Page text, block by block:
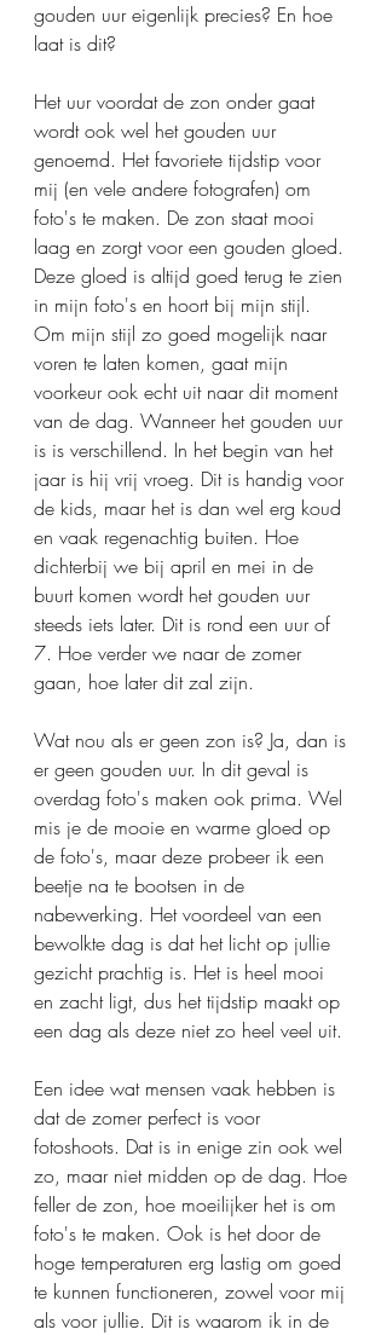
gouden uur eigenlijk precies? En hoe
laat is dit?
Het uur voordat de zon onder gaat
wordt ook wel het gouden uur
genoemd. Het favoriete tijdstip voor
mij (en vele andere fotografen) om
foto's te maken. De zon staat mooi
laag en zorgt voor een gouden gloed.
Deze gloed is altijd goed terug te zien
in mijn foto's en hoort bij mijn stijl.
Om mijn stijl zo goed mogelijk naar
voren te laten komen, gaat mijn
voorkeur ook echt uit naar dit moment
van de dag. Wanneer het gouden uur
is is verschillend. In het begin van het
jaar is hij vrij vroeg. Dit is handig voor
de kids, maar het is dan wel erg koud
en vaak regenachtig buiten. Hoe
dichterbij we bij april en mei in de
buurt komen wordt het gouden uur
steeds iets later. Dit is rond een uur of
7. Hoe verder we naar de zomer
gaan, hoe later dit zal zijn.
Wat nou als er geen zon is? Ja, dan is
er geen gouden uur. In dit geval is
overdag foto's maken ook prima. Wel
mis je de mooie en warme gloed op
de foto's, maar deze probeer ik een
beetje na te bootsen in de
nabewerking. Het voordeel van een
bewolkte dag is dat het licht op jullie
gezicht prachtig is. Het is heel mooi
en zacht ligt, dus het tijdstip maakt op
een dag als deze niet zo heel veel uit.
Een idee wat mensen vaak hebben is
dat de zomer perfect is voor
fotoshoots. Dat is in enige zin ook wel
zo, maar niet midden op de dag. Hoe
feller de zon, hoe moeilijker het is om
foto's te maken. Ook is het door de
hoge temperaturen erg lastig om goed
te kunnen functioneren, zowel voor mij
als voor jullie. Dit is waarom ik in de